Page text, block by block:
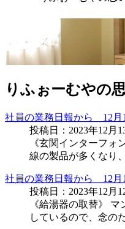
りふぉーむやの
社員の業務日報から 12月
投稿日：2023年12月
《玄関インターフ
線の製品が多くなり
社員の業務日報から 12月
投稿日：2023年12月
《給湯器の取替》
しているので、念の